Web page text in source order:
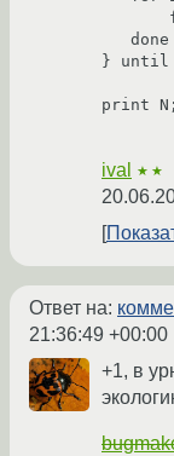
} until
print N;
ival ★★
Ответ на:
21:36:49 +00:00
+1, в